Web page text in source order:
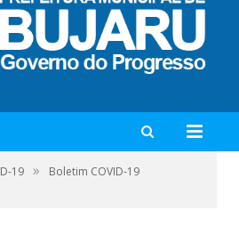
19 »
Boletim COVID-19